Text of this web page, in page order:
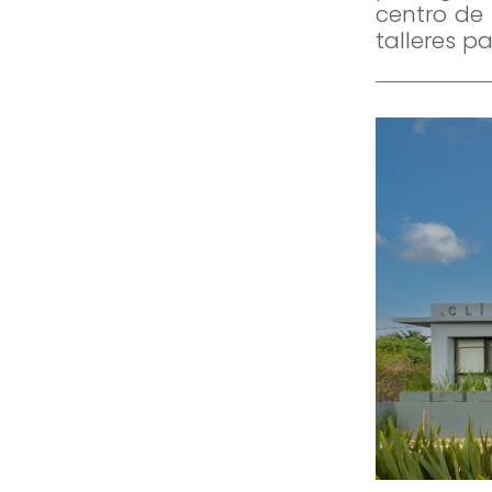
centro de
talleres